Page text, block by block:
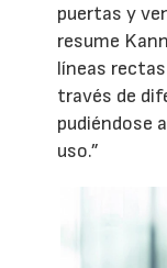
puertas y
resume
líneas
través de
pudiéndose
uso.”